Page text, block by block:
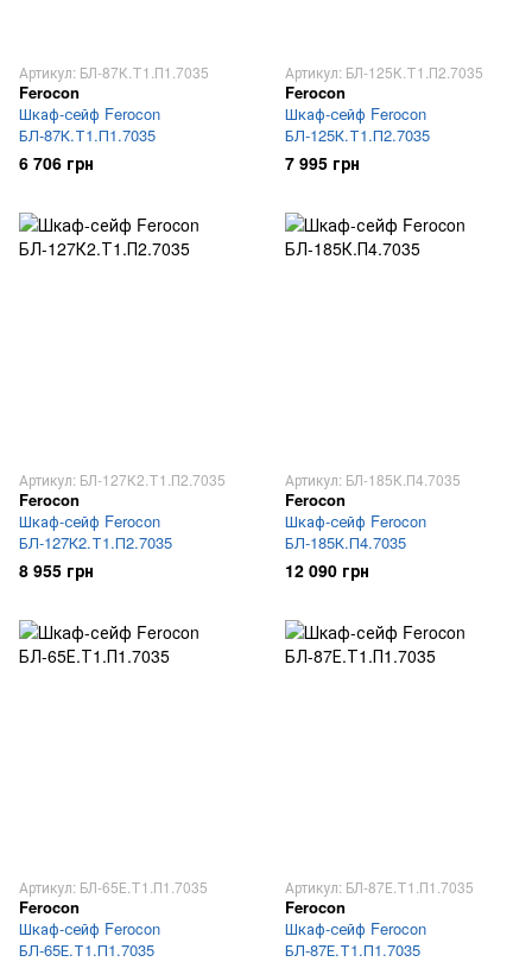
Артикул: БЛ-87К.Т1.П1.7035
Ferocon
Шкаф-сейф Ferocon
БЛ-87К.Т1.П1.7035
6 706 грн
Артикул: БЛ-125К.Т1.П2.7035
Ferocon
Шкаф-сейф Ferocon
БЛ-125К.Т1.П2.7035
7 995 грн
Артикул: БЛ-127К2.Т1.П2.7035
Ferocon
Шкаф-сейф Ferocon
БЛ-127К2.Т1.П2.7035
8 955 грн
Артикул: БЛ-185К.П4.7035
Ferocon
Шкаф-сейф Ferocon
БЛ-185К.П4.7035
12 090 грн
Артикул: БЛ-65Е.Т1.П1.7035
Ferocon
Шкаф-сейф Ferocon
БЛ-65Е.Т1.П1.7035
Артикул: БЛ-87Е.Т1.П1.7035
Ferocon
Шкаф-сейф Ferocon
БЛ-87Е.Т1.П1.7035